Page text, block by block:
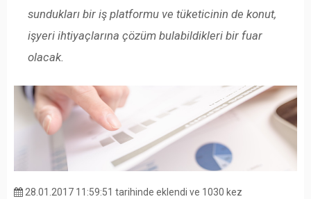
sundukları bir iş platformu ve tüketicinin de konut,
işyeri ihtiyaçlarına çözüm bulabildikleri bir fuar
olacak.
28.01.2017 11:59:51 tarihinde eklendi ve 1030 kez